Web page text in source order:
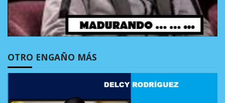
OTRO ENGAÑO MÁS